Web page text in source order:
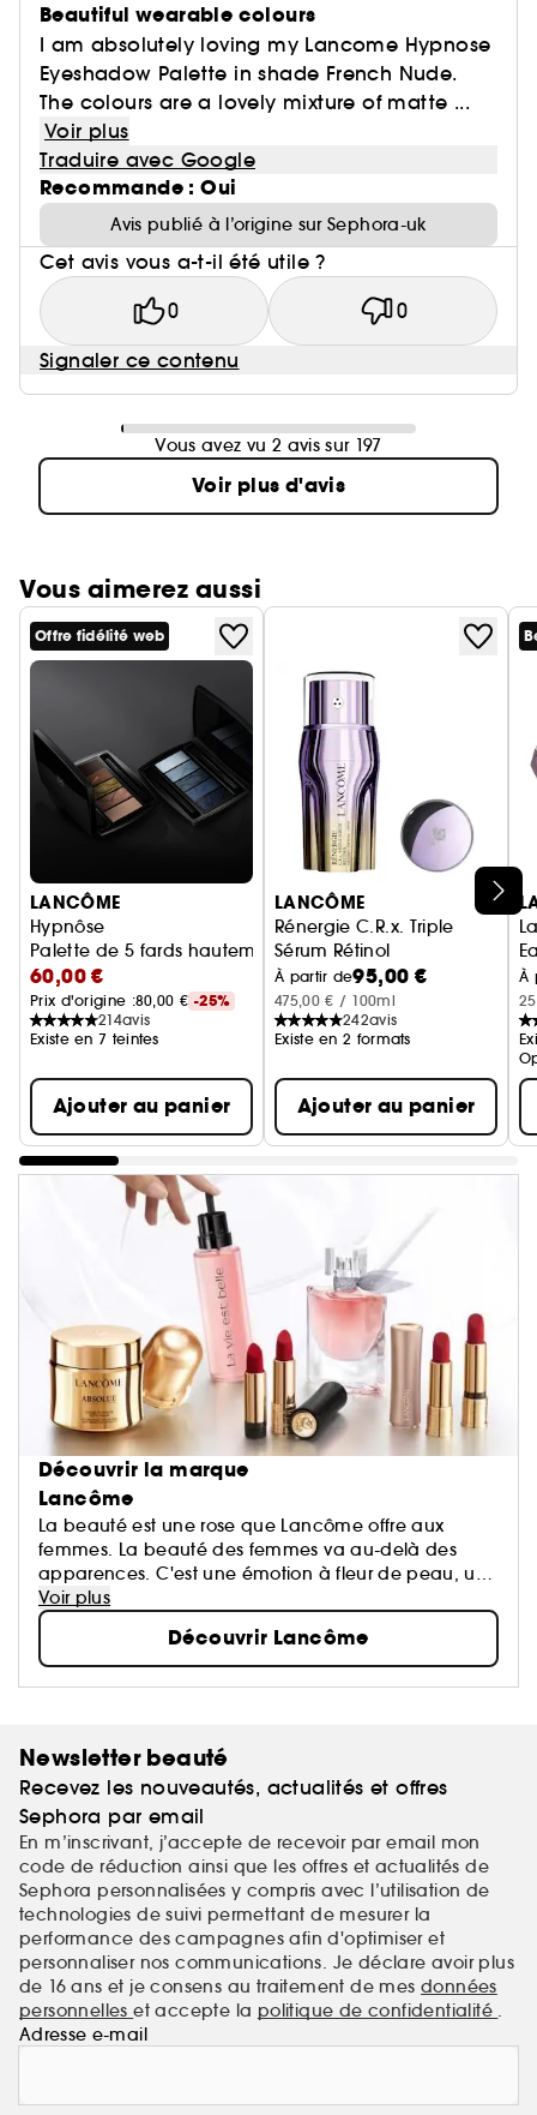
Beautiful wearable colours
I am absolutely loving my Lancome Hypnose
Eyeshadow Palette in shade French Nude.
The colours are a lovely mixture of matte ...
Voir plus
Traduire avec Google
Recommande : Oui
Avis publié à l’origine sur Sephora-uk
Cet avis vous a-t-il été utile ?
0 0
Signaler ce contenu
Vous avez vu 2 avis sur 197
Voir plus d'avis
Vous aimerez aussi
Ignorer le carrousel produits
Offre fidélité web
LANCÔME
Hypnôse
Palette de 5 fards hautement pigmentés
60,00 €
Prix d'origine :80,00 € -25%
214avis
Existe en 7 teintes
Ajouter au panier
LANCÔME
Rénergie C.R.x. Triple
Sérum Rétinol
Sérum Anti-Âge
À partir de95,00 €
475,00 € / 100ml
242avis
Existe en 2 formats
Ajouter au panier
À
Découvrir la marque
Lancôme
La beauté est une rose que Lancôme offre aux
femmes. La beauté des femmes va au-delà des
apparences. C'est une émotion à fleur de peau, un
éveil de tous les sens, le reflet d'une harmonie entre
le cœur, le corps et l'esprit...
Voir plus
Découvrir Lancôme
Newsletter beauté
Recevez les nouveautés, actualités et offres
Sephora par email
En m’inscrivant, j’accepte de recevoir par email mon
code de réduction ainsi que les offres et actualités de
Sephora personnalisées y compris avec l’utilisation de
technologies de suivi permettant de mesurer la
performance des campagnes afin d'optimiser et
personnaliser nos communications. Je déclare avoir plus
de 16 ans et je consens au traitement de mes données
personnelleset accepte la politique de confidentialité .
Adresse e-mail